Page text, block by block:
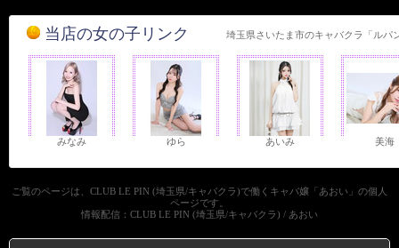
当店の女の子リンク 埼玉県さいたま市のキャバクラ「ルパ
みなみ ゆら あいみ 美海
ご覧のページは、CLUB LE PIN (埼玉県/キャバクラ)で働くキャバ嬢「あおい」の個人
ページです。
情報配信：CLUB LE PIN (埼玉県/キャバクラ) / あおい